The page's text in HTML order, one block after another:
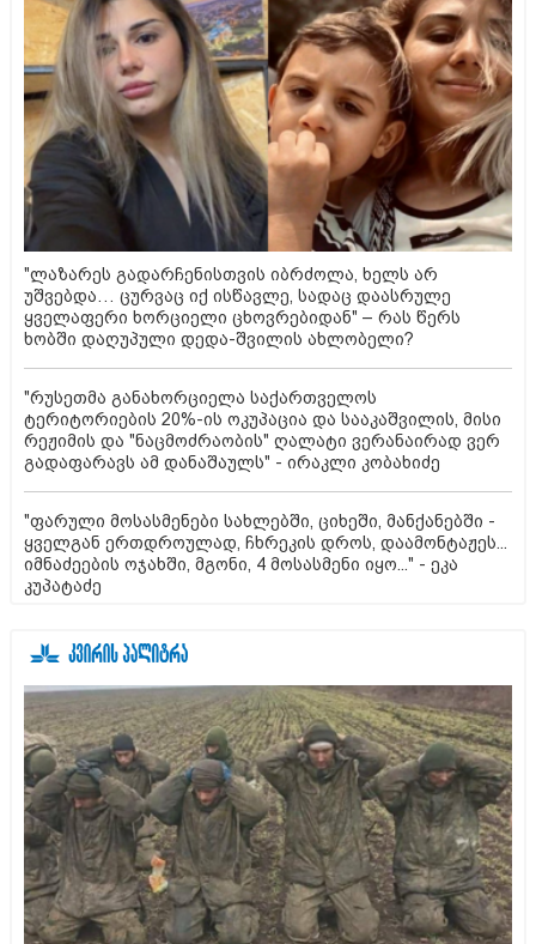
"ლაზარეს გადარჩენისთვის იბრძოლა, ხელს არ
უშვებდა… ცურვაც იქ ისწავლე, სადაც დაასრულე
ყველაფერი ხორციელი ცხოვრებიდან" – რას წერს
ხობში დაღუპული დედა-შვილის ახლობელი?
"რუსეთმა განახორციელა საქართველოს
ტერიტორიების 20%-ის ოკუპაცია და სააკაშვილის, მისი
რეჟიმის და "ნაცმოძრაობის" ღალატი ვერანაირად ვერ
გადაფარავს ამ დანაშაულს" - ირაკლი კობახიძე
"ფარული მოსასმენები სახლებში, ციხეში, მანქანებში -
ყველგან ერთდროულად, ჩხრეკის დროს, დაამონტაჟეს...
იმნაძეების ოჯახში, მგონი, 4 მოსასმენი იყო..." - ეკა
კუპატაძე